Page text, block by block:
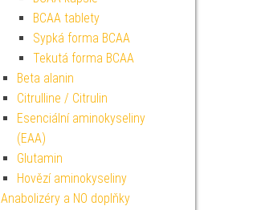
BCAA tablety
Sypká forma BCAA
Tekutá forma BCAA
Beta alanin
Citrulline / Citrulin
Esenciální aminokyseliny
(EAA)
Glutamin
Hovězí aminokyseliny
Anabolizéry a NO doplňky